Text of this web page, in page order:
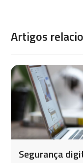
Artigos
Segurança